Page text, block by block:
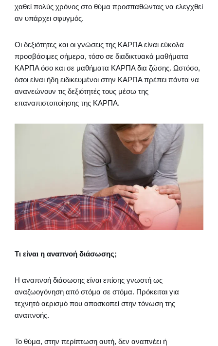
χαθεί πολύς χρόνος στο θύμα προσπαθώντας να ελεγχθεί
αν υπάρχει σφυγμός.
Οι δεξιότητες και οι γνώσεις της ΚΑΡΠΑ είναι εύκολα
προσβάσιμες σήμερα, τόσο σε διαδικτυακά μαθήματα
ΚΑΡΠΑ όσο και σε μαθήματα ΚΑΡΠΑ δια ζώσης. Ωστόσο,
όσοι είναι ήδη ειδικευμένοι στην ΚΑΡΠΑ πρέπει πάντα να
ανανεώνουν τις δεξιότητές τους μέσω της
επαναπιστοποίησης της ΚΑΡΠΑ.
Τι είναι η αναπνοή διάσωσης;
Η αναπνοή διάσωσης είναι επίσης γνωστή ως
αναζωογόνηση από στόμα σε στόμα. Πρόκειται για
τεχνητό αερισμό που αποσκοπεί στην τόνωση της
αναπνοής.
Το θύμα, στην περίπτωση αυτή, δεν αναπνέει ή